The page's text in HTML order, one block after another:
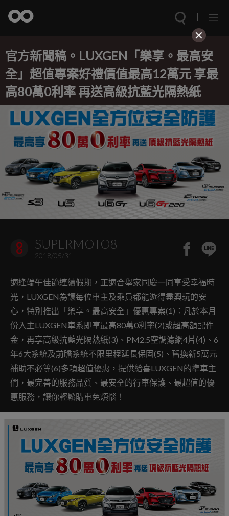
官方新聞稿。LUXGEN「樂享。最高安
全」超值專案好禮價值最高12萬元 享最
高80萬0利率 再送高級抗藍光隔熱紙
SUPERMOTO8
2018/05/31
適逢端午佳節連續假期，正適合舉家同慶一同享受幸福時
光，LUXGEN為讓每位車主及乘員都能遊得盡興玩的安
心，特別推出「樂享。最高安全」優惠專案(1)：凡於本月
份入主LUXGEN車系即享最高80萬0利率(2)或超高額配件
金，再享高級抗藍光隔熱紙(3)、PM2.5空調濾網4片(4)、6
年6大系統及前瞻系統不限里程延長保固(5)、舊換新5萬元
補助不必等(6)多項超值優惠，提供給喜LUXGEN的準車主
們，最完善的服務品質、最安全的行車保護、最超值的優
惠服務，讓你輕鬆購車免煩惱！